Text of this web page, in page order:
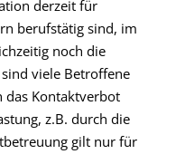
derzeit für
berufstätig sind, im
noch die
viele Betroffene
das Kontaktverbot
z.B. durch die
gilt nur für